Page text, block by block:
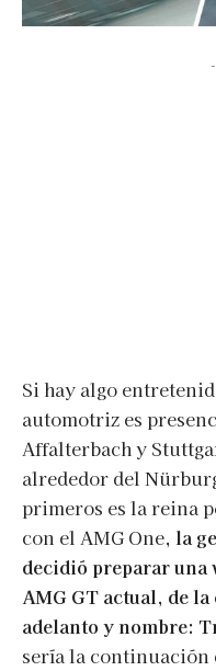
Si hay algo
automotriz es
Affalterbach y
alrededor del
primeros es la reina
con el AMG One, la
decidió preparar una
AMG GT actual, de
adelanto y nombre:
sería la